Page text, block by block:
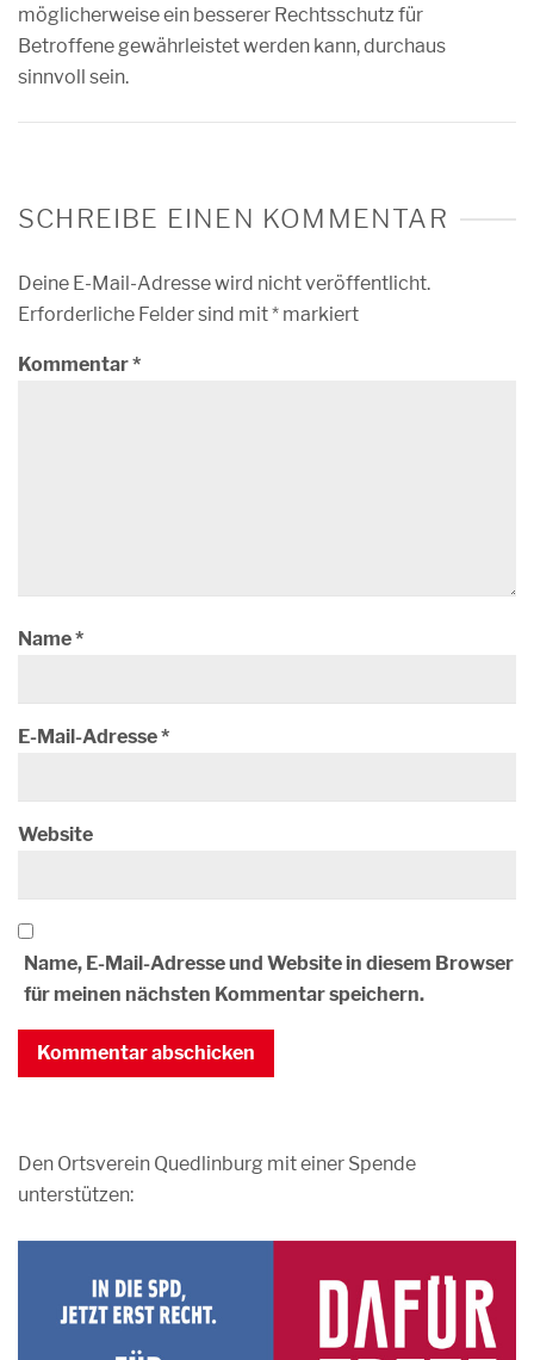
möglicherweise ein besserer Rechtsschutz für
Betroffene gewährleistet werden kann, durchaus
sinnvoll sein.
SCHREIBE EINEN KOMMENTAR
Deine E-Mail-Adresse wird nicht veröffentlicht.
Erforderliche Felder sind mit* markiert
Kommentar*
Name*
E-Mail-Adresse*
Website
Name, E-Mail-Adresse und Website in diesem Browser
für meinen nächsten Kommentar speichern.
Den Ortsverein Quedlinburg mit einer Spende
unterstützen: